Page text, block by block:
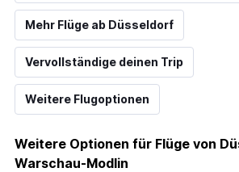
Mehr Flüge ab Düsseldorf
Vervollständige deinen Trip
Weitere Flugoptionen
Weitere Optionen für Flüge von
Warschau-Modlin